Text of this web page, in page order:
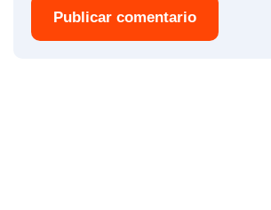
Publicar comentario